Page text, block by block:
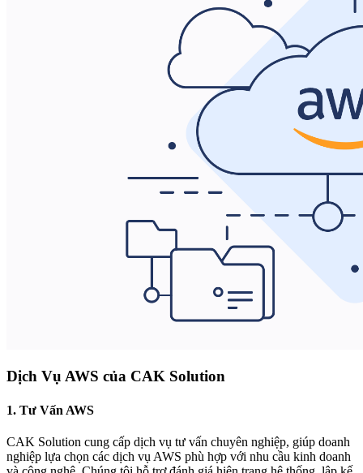
Dịch Vụ AWS của CAK Solution
1. Tư Vấn AWS
CAK Solution cung cấp dịch vụ tư vấn chuyên nghiệp, giúp doanh
nghiệp lựa chọn các dịch vụ AWS phù hợp với nhu cầu kinh doanh